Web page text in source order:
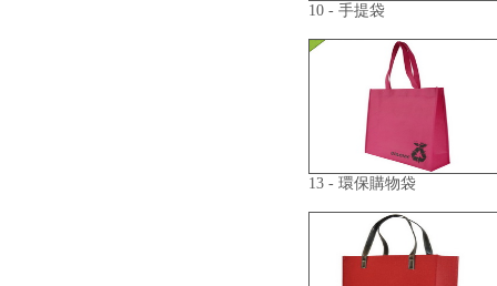
10 - 手提袋
13 - 環保購物袋